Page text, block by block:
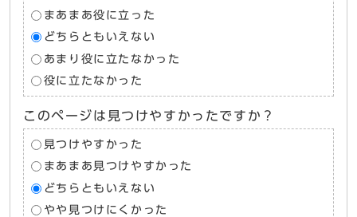
まあまあ役に立った
どちらともいえない
あまり役に立たなかった
役に立たなかった
このページは見つけやすかったですか？
見つけやすかった
まあまあ見つけやすかった
どちらともいえない
やや見つけにくかった